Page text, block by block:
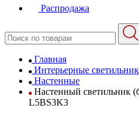
Распродажа
Главная
Интерьерные
Настенные
Настенный светильник
L5BS3K3